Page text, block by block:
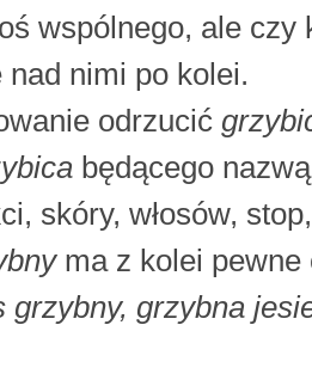
wspólnego, ale
nimi po kolei.
odrzucić
będącego
skóry, włosów,
ma z kolei pewne
grzybny, grzybna